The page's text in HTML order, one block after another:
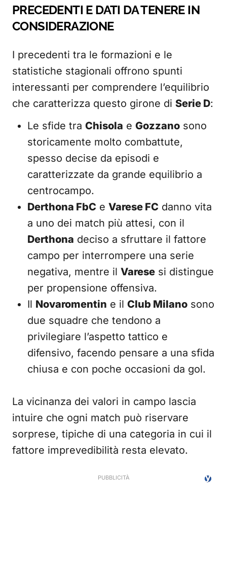
PRECEDENTI E DATI DA TENERE IN
CONSIDERAZIONE
I precedenti tra le formazioni e le
statistiche stagionali offrono spunti
interessanti per comprendere l’equilibrio
che caratterizza questo girone di Serie D:
Le sfide tra Chisola e Gozzano sono
storicamente molto combattute,
spesso decise da episodi e
caratterizzate da grande equilibrio a
centrocampo.
Derthona FbC e Varese FC danno vita
a uno dei match più attesi, con il
Derthona deciso a sfruttare il fattore
campo per interrompere una serie
negativa, mentre il Varese si distingue
per propensione offensiva.
Il Novaromentin e il Club Milano sono
due squadre che tendono a
privilegiare l’aspetto tattico e
difensivo, facendo pensare a una sfida
chiusa e con poche occasioni da gol.
La vicinanza dei valori in campo lascia
intuire che ogni match può riservare
sorprese, tipiche di una categoria in cui il
fattore imprevedibilità resta elevato.